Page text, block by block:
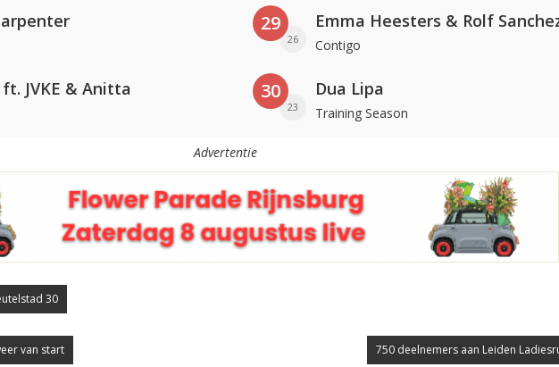
JVKE & Anitta
29
26
Emma Heesters & Rolf
Contigo
30
23
Dua Lipa
Training Season
Advertentie
30
van start 750 deelnemers aan Leiden